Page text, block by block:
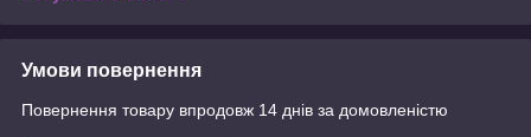
Умови повернення
Повернення товару впродовж 14 днів за домовленістю